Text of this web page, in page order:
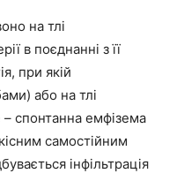
на тлі
в поєднанні з її
при якій
або на тлі
спонтанна емфізема
самостійним
інфільтрація